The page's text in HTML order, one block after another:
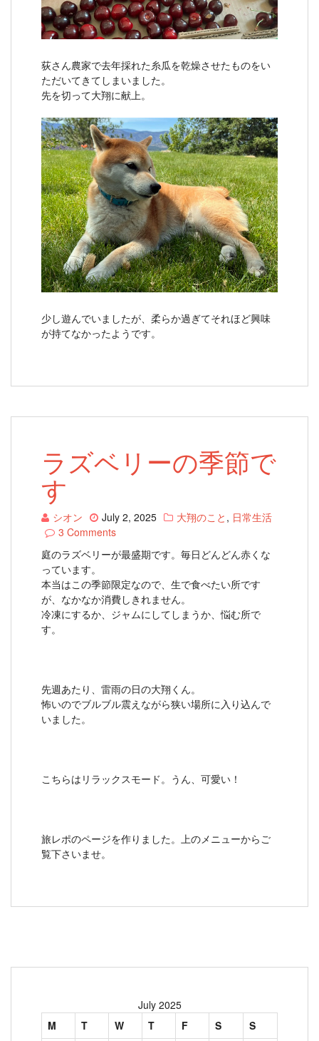
荻さん農家で去年採れた糸瓜を乾燥させたものをい
ただいてきてしまいました。
先を切って大翔に献上。
少し遊んでいましたが、柔らか過ぎてそれほど興味
が持てなかったようです。
ラズベリーの季節で
す
シオン July 2, 2025 大翔のこと , 日常生活
3 Comments
庭のラズベリーが最盛期です。毎日どんどん赤くな
っています。
本当はこの季節限定なので、生で食べたい所です
が、なかなか消費しきれません。
冷凍にするか、ジャムにしてしまうか、悩む所で
す。
先週あたり、雷雨の日の大翔くん。
怖いのでブルブル震えながら狭い場所に入り込んで
いました。
こちらはリラックスモード。うん、可愛い！
旅レポのページを作りました。上のメニューからご
覧下さいませ。
July 2025
M
T W T F S S